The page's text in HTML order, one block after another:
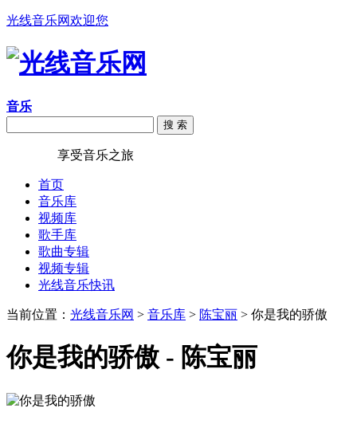
光线音乐网欢迎您
音乐
搜 索
享受音乐之旅
首页
音乐库
视频库
歌手库
歌曲专辑
视频专辑
光线音乐快讯
当前位置： 光线音乐网 > 音乐库 > 陈宝丽 > 你是我的骄傲
你是我的骄傲 - 陈宝丽